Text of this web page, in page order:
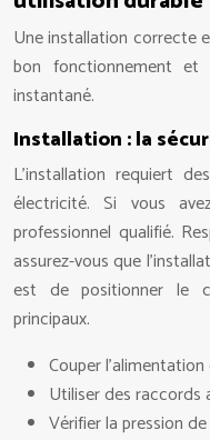
Une installation correcte
bon fonctionnement
instantané.
Installation : la
L’installation requiert
électricité. Si vous
professionnel qualifié.
assurez-vous que
est de positionner le
principaux.
Couper
Utiliser des raccords
Vérifier la pression de